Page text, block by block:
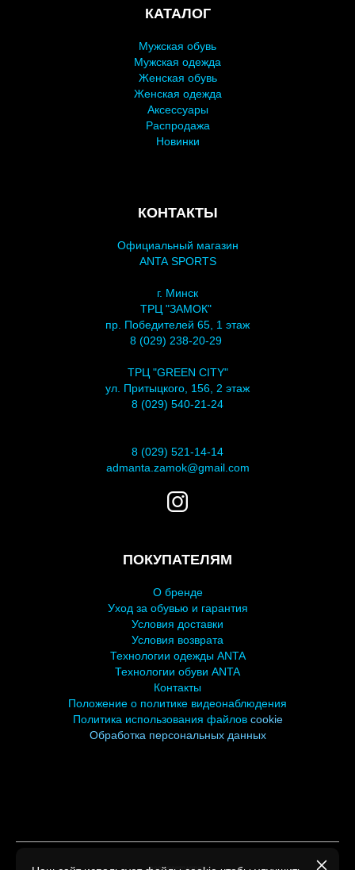
КАТАЛОГ
Мужская обувь
Мужская одежда
Женская обувь
Женская одежда
Аксессуары
Распродажа
Новинки
КОНТАКТЫ
Официальный магазин
ANTA SPORTS
г. Минск
ТРЦ "ЗАМОК"
пр. Победителей 65, 1 этаж
8 (029) 238-20-29
ТРЦ "GREEN CITY"
ул. Притыцкого, 156, 2 этаж
8 (029) 540-21-24
8 (029) 521-14-14
admanta.zamok@gmail.com
ПОКУПАТЕЛЯМ
О бренде
Уход за обувью и гарантия
Условия доставки
Условия возврата
Технологии одежды ANTA
Технологии обуви ANTA
Контакты
Положение о политике видеонаблюдения
Политика использования файлов cookie
Обработка персональных данных